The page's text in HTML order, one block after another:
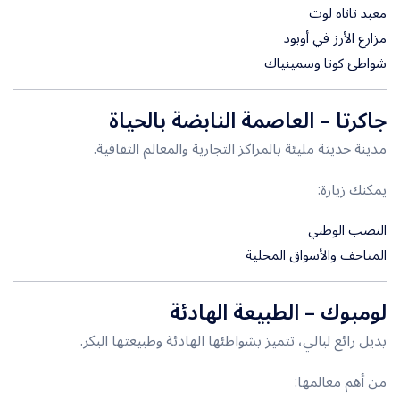
معبد تاناه لوت
مزارع الأرز في أوبود
شواطئ كوتا وسمينياك
جاكرتا – العاصمة النابضة بالحياة
مدينة حديثة مليئة بالمراكز التجارية والمعالم الثقافية.
يمكنك زيارة:
النصب الوطني
المتاحف والأسواق المحلية
لومبوك – الطبيعة الهادئة
بديل رائع لبالي، تتميز بشواطئها الهادئة وطبيعتها البكر.
من أهم معالمها: